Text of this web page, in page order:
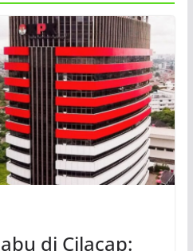
di Cilacap: